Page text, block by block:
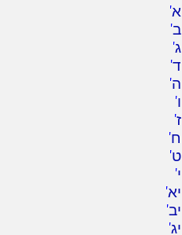
'
'
'
'
'
'
'
'
'
'
'
'
'